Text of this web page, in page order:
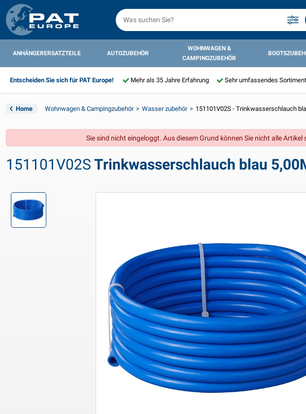
ANHÄNGERERSATZTEILE AUTOZUBEHÖR
WOHNWAGEN &
CAMPINGZUBEHÖR
Entscheiden Sie sich für PAT Europe! Mehr als 35 Jahre Erfahrung Sehr umfassendes Sortiment
Home Wohnwagen & Campingzubehör Wasser zubehör 151101V02S - Trinkwasserschlauch
Sie sind nicht eingeloggt. Aus diesem Grund können Sie nicht alle Artikel
151101V02S Trinkwasserschlauch blau